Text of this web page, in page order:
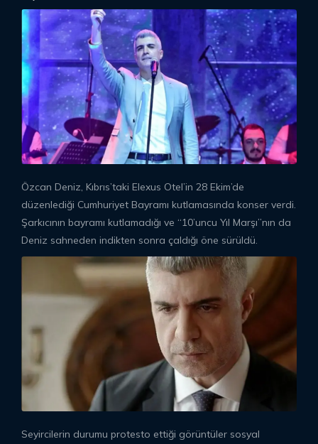
Özcan Deniz, Kıbrıs’taki Elexus Otel’in 28 Ekim’de
düzenlediği Cumhuriyet Bayramı kutlamasında konser verdi.
Şarkıcının bayramı kutlamadığı ve “10’uncu Yıl Marşı”nın da
Deniz sahneden indikten sonra çaldığı öne sürüldü.
Seyircilerin durumu protesto ettiği görüntüler sosyal